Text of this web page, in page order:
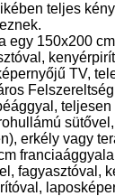
teljes
egy 150x200 cm
TV,
teljesen
erkély vagy
fagyasztóval,